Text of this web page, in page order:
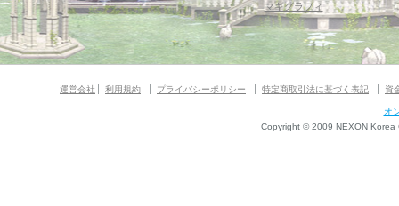
マギグラフィ
運営会社 利用規約 プライバシーポリシー 特定商取引法に基づく表記 資
オ
Copyright © 2009 NEXON Korea